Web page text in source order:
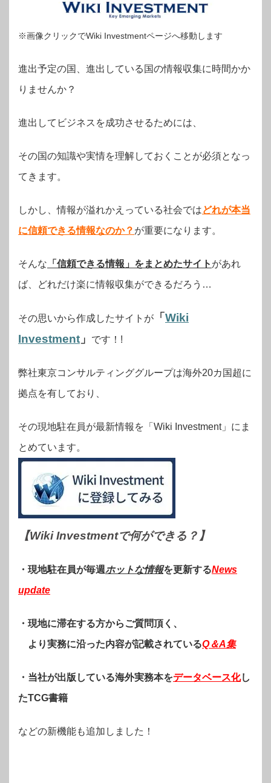
※画像クリックでWiki Investmentページへ移動します
進出予定の国、進出している国の情報収集に時間かか
りませんか？
進出してビジネスを成功させるためには、
その国の知識や実情を理解しておくことが必須となっ
てきます。
しかし、情報が溢れかえっている社会ではどれが本当
に信頼できる情報なのか？ が重要になります。
そんな 「信頼できる情報」をまとめたサイト があれ
ば、どれだけ楽に情報収集ができるだろう…
その思いから作成したサイトが 「 Wiki
Investment 」 です！!
弊社東京コンサルティンググループは海外20カ国超に
拠点を有しており、
その現地駐在員が最新情報を「Wiki Investment」にま
とめています。
【Wiki Investmentで何ができる？ 】
・現地駐在員が毎週ホットな情報を更新するNews
update
・現地に滞在する方からご質問頂く、
より実務に沿った内容が記載されているQ＆A集
・当社が出版している海外実務本をデータベース化し
たTCG書籍
などの新機能も追加しました！